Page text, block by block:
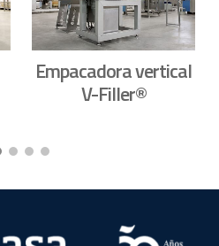
Empacadora vertical
V-Filler®